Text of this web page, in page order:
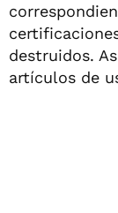
destruidos.
artículos de